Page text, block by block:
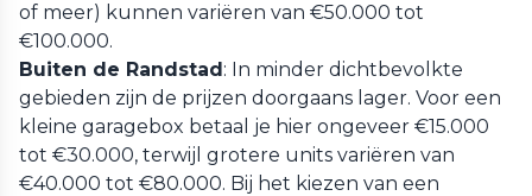
of meer) kunnen variëren van €50.000 tot
€100.000.
Buiten de Randstad: In minder dichtbevolkte
gebieden zijn de prijzen doorgaans lager. Voor een
kleine garagebox betaal je hier ongeveer €15.000
tot €30.000, terwijl grotere units variëren van
€40.000 tot €80.000. Bij het kiezen van een